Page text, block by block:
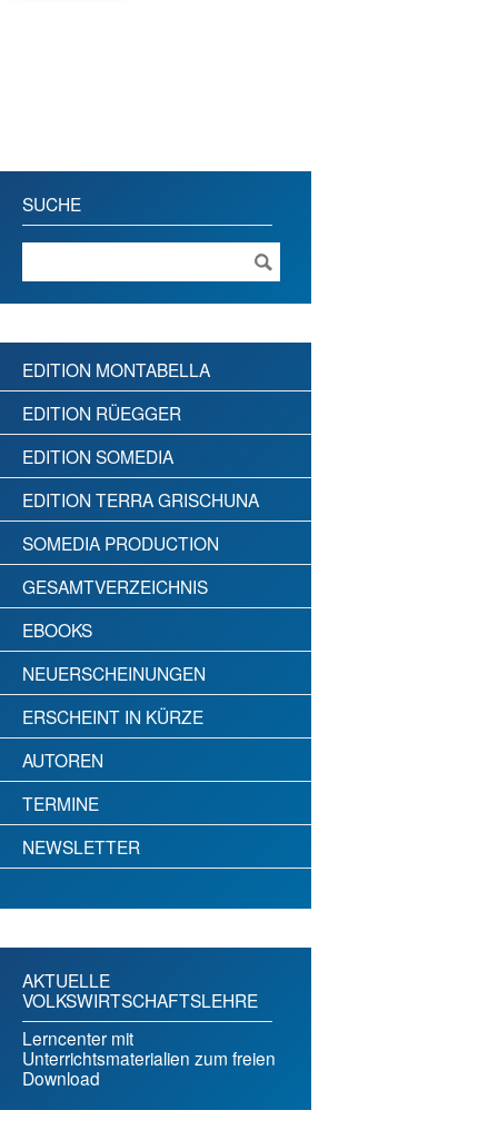
SUCHE
EDITION MONTABELLA
EDITION RÜEGGER
EDITION SOMEDIA
EDITION TERRA GRISCHUNA
SOMEDIA PRODUCTION
GESAMTVERZEICHNIS
EBOOKS
NEUERSCHEINUNGEN
ERSCHEINT IN KÜRZE
AUTOREN
TERMINE
NEWSLETTER
AKTUELLE
VOLKSWIRTSCHAFTSLEHRE
Lerncenter mit
Unterrichtsmaterialien zum freien
Download